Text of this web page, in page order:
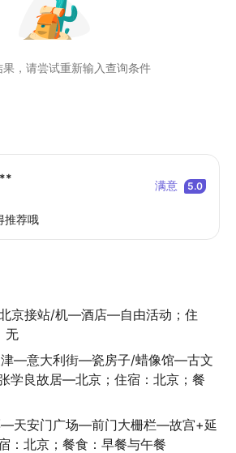
角》：漫步奥林匹克公园，
方的独特建筑外观，体验现
方韵味
果，请尝试重新输入查询条件
满意 5.0
推荐哦
京接站/机—酒店—自由活动；住
无
—意大利街—瓷房子/蜡像馆—古文
学良故居—北京；住宿：北京；餐
—天安门广场—前门大栅栏—故宫+延
：北京；餐食：早餐与午餐